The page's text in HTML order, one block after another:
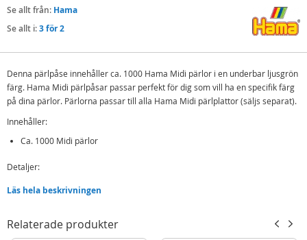
Se allt från: Hama
Se allt i:3 för 2
Denna pärlpåse innehåller ca. 1000 Hama Midi pärlor i en underbar ljusgrön
färg. Hama Midi pärlpåsar passar perfekt för dig som vill ha en specifik färg
på dina pärlor. Pärlorna passar till alla Hama Midi pärlplattor (säljs separat).
Innehåller:
Ca. 1000 Midi pärlor
Detaljer:
Färg: ljusgrön (#11)
Rek. ålder: från 5 år
Läs hela beskrivningen
Relaterade produkter